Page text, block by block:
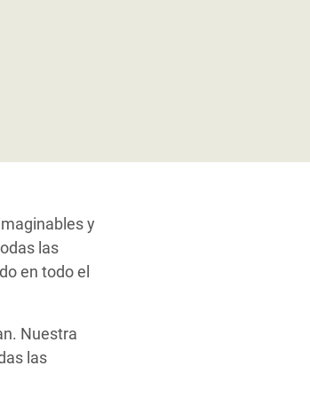
y
las
en todo el
Nuestra
las